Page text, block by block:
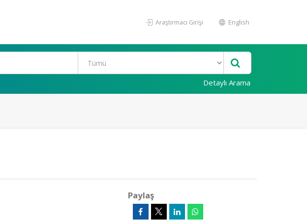
Araştırmacı Girişi English
Detaylı Arama
Paylaş